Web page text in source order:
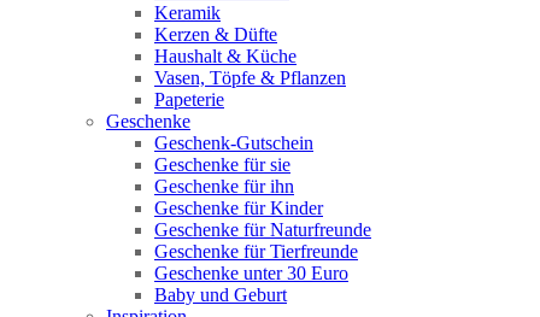
Keramik
Kerzen & Düfte
Haushalt & Küche
Vasen, Töpfe & Pflanzen
Papeterie
Geschenke
Geschenk-Gutschein
Geschenke für sie
Geschenke für ihn
Geschenke für Kinder
Geschenke für Naturfreunde
Geschenke für Tierfreunde
Geschenke unter 30 Euro
Baby und Geburt